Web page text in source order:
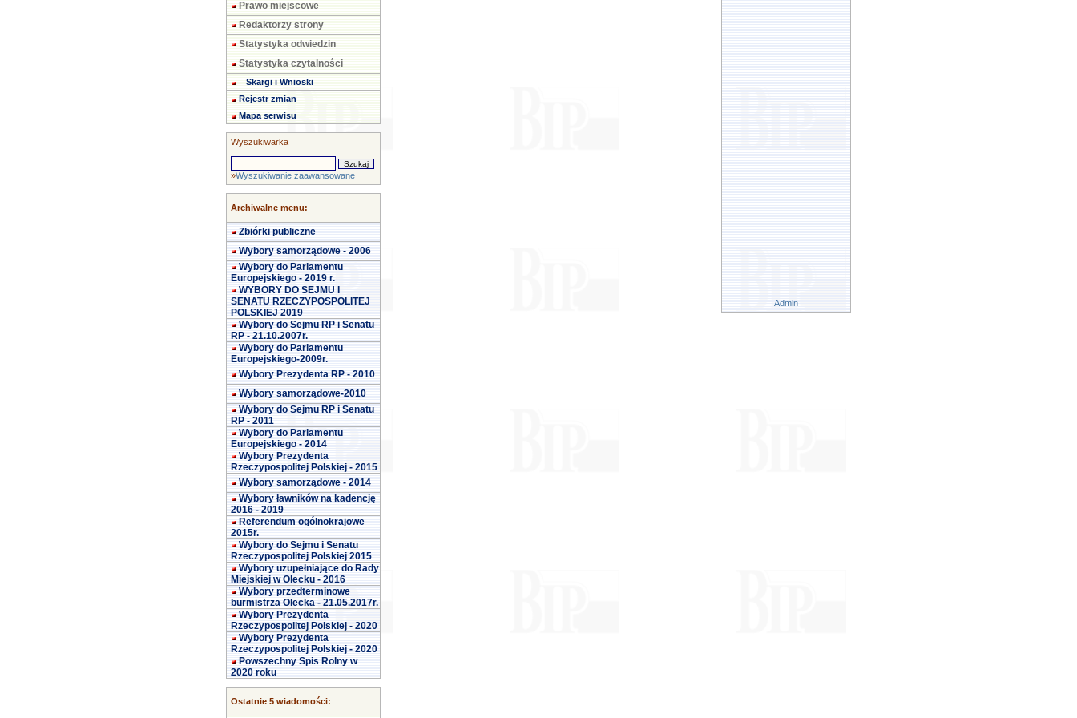
Prawo miejscowe
Redaktorzy strony
Statystyka odwiedzin
Statystyka czytalności
Skargi i Wnioski
Rejestr zmian
Mapa serwisu
Wyszukiwarka
»Wyszukiwanie zaawansowane
Archiwalne menu:
Zbiórki publiczne
Wybory samorządowe - 2006
Wybory do Parlamentu
Europejskiego - 2019 r.
WYBORY DO SEJMU I
SENATU RZECZYPOSPOLITEJ
POLSKIEJ 2019
Wybory do Sejmu RP i Senatu
RP - 21.10.2007r.
Wybory do Parlamentu
Europejskiego-2009r.
Wybory Prezydenta RP - 2010
Wybory samorządowe-2010
Wybory do Sejmu RP i Senatu
RP - 2011
Wybory do Parlamentu
Europejskiego - 2014
Wybory Prezydenta
Rzeczypospolitej Polskiej - 2015
Wybory samorządowe - 2014
Wybory ławników na kadencję
2016 - 2019
Referendum ogólnokrajowe
2015r.
Wybory do Sejmu i Senatu
Rzeczypospolitej Polskiej 2015
Wybory uzupełniające do Rady
Miejskiej w Olecku - 2016
Wybory przedterminowe
burmistrza Olecka - 21.05.2017r.
Wybory Prezydenta
Rzeczypospolitej Polskiej - 2020
Wybory Prezydenta
Rzeczypospolitej Polskiej - 2020
Powszechny Spis Rolny w
2020 roku
Ostatnie 5 wiadomości:
Admin